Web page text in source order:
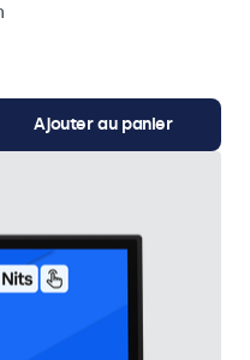
Ajouter au panier